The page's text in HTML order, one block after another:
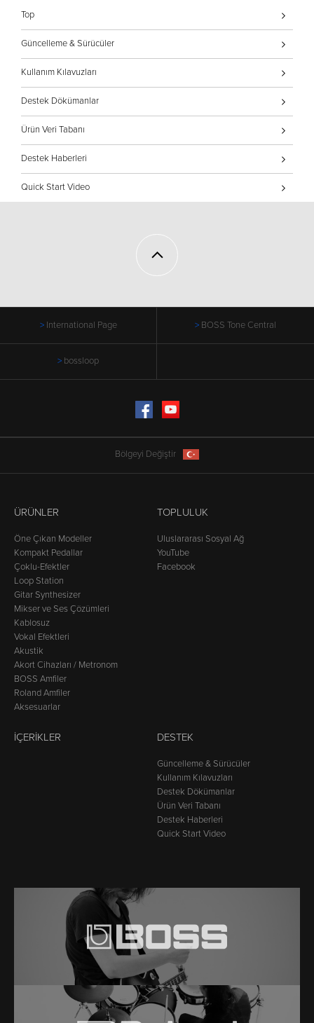
Top
Güncelleme & Sürücüler
Kullanım Kılavuzları
Destek Dökümanlar
Ürün Veri Tabanı
Destek Haberleri
Quick Start Video
International Page BOSS Tone Central
bossloop
FacebookYouTube
Bölgeyi Değiştir
ÜRÜNLER
Öne Çıkan Modeller
Kompakt Pedallar
Çoklu-Efektler
Loop Station
Gitar Synthesizer
Mikser ve Ses Çözümleri
Kablosuz
Vokal Efektleri
Akustik
Akort Cihazları / Metronom
BOSS Amfiler
Roland Amfiler
Aksesuarlar
TOPLULUK
Uluslararası Sosyal Ağ
YouTube
Facebook
İÇERIKLER DESTEK
Güncelleme & Sürücüler
Kullanım Kılavuzları
Destek Dökümanlar
Ürün Veri Tabanı
Destek Haberleri
Quick Start Video